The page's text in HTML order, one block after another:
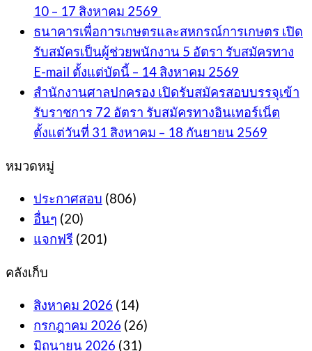
10 – 17 สิงหาคม 2569
ธนาคารเพื่อการเกษตรและสหกรณ์การเกษตร เปิด
รับสมัครเป็นผู้ช่วยพนักงาน 5 อัตรา รับสมัครทาง
E-mail ตั้งแต่บัดนี้ – 14 สิงหาคม 2569
สำนักงานศาลปกครอง เปิดรับสมัครสอบบรรจุเข้า
รับราชการ 72 อัตรา รับสมัครทางอินเทอร์เน็ต
ตั้งแต่วันที่ 31 สิงหาคม – 18 กันยายน 2569
หมวดหมู่
ประกาศสอบ (806)
อื่นๆ (20)
แจกฟรี (201)
คลังเก็บ
สิงหาคม 2026 (14)
กรกฎาคม 2026 (26)
มิถุนายน 2026 (31)